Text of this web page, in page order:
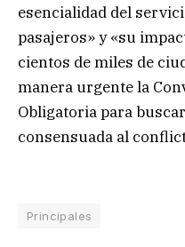
esencialidad del
pasajeros» y «su
cientos de miles de
manera urgente la
Obligatoria para
consensuada al
Principales